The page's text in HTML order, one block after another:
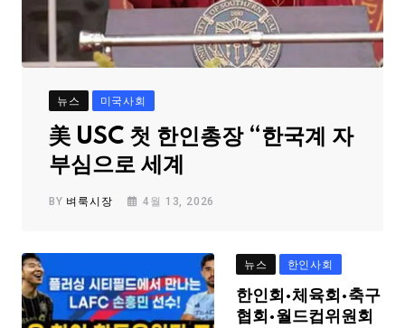
뉴스 미국사회
美 USC 첫 한인총장 “한국계 자
부심으로 세계
BY 벼룩시장 4월 13, 2026
뉴스 한인사회
한인회·체육회·축구
협회·월드컵위원회